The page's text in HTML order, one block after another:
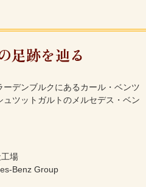
足跡を辿る
デンブルクにあるカール・ベンツ
ツットガルトのメルセデス・ベン
場
Benz Group